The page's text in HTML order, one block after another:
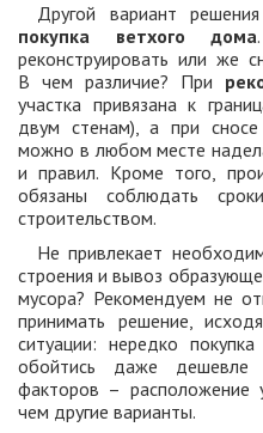
Другой вариант
покупка ветхого дома
реконструировать или же
В чем различие? При
участка привязана к
двум стенам), а при сносе
можно в любом месте
и правил. Кроме того,
обязаны соблюдать
строительством.
Не привлекает
строения и вывоз
мусора? Рекомендуем не
принимать решение,
ситуации: нередко
обойтись даже дешевле
факторов – расположение
чем другие варианты.